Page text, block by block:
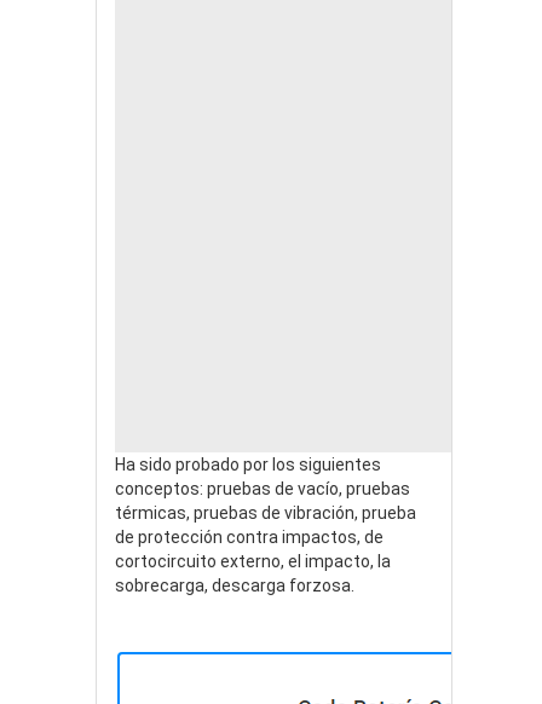
Ha sido probado por los siguientes
conceptos: pruebas de vacío, pruebas
térmicas, pruebas de vibración, prueba
de protección contra impactos, de
cortocircuito externo, el impacto, la
sobrecarga, descarga forzosa.